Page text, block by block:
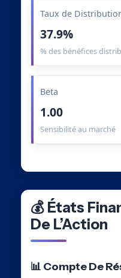
Taux de
37.9%
% des bénéfices
Beta
1.00
Sensibilité au marché
💰 États
De L’Action
📊 Compte De